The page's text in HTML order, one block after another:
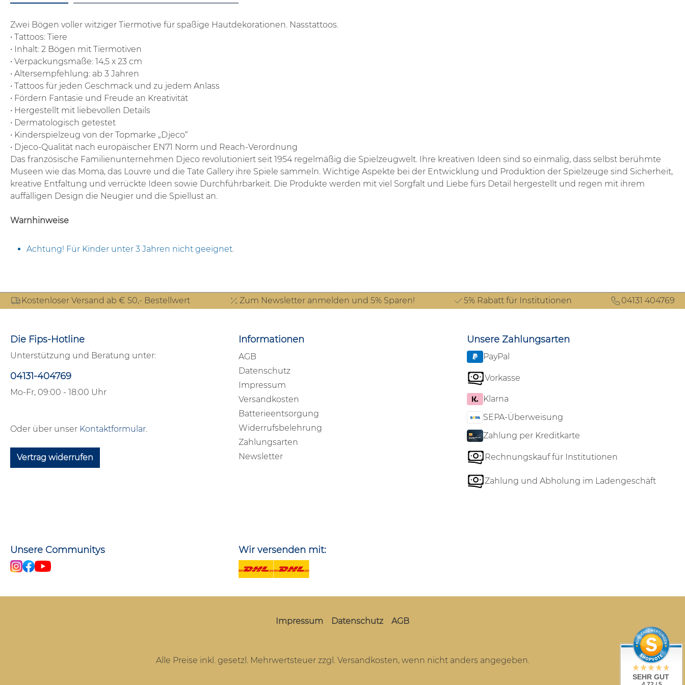
Zwei Bögen voller witziger Tiermotive für spaßige Hautdekorationen. Nasstattoos.
• Tattoos: Tiere
• Inhalt: 2 Bögen mit Tiermotiven
• Verpackungsmaße: 14,5 x 23 cm
• Altersempfehlung: ab 3 Jahren
• Tattoos für jeden Geschmack und zu jedem Anlass
• Fördern Fantasie und Freude an Kreativität
• Hergestellt mit liebevollen Details
• Dermatologisch getestet
• Kinderspielzeug von der Topmarke „Djeco“
• Djeco-Qualität nach europäischer EN71 Norm und Reach-Verordnung
Das französische Familienunternehmen Djeco revolutioniert seit 1954 regelmäßig die Spielzeugwelt. Ihre kreativen Ideen sind so einmalig, dass selbst berühmte
Museen wie das Moma, das Louvre und die Tate Gallery ihre Spiele sammeln. Wichtige Aspekte bei der Entwicklung und Produktion der Spielzeuge sind Sicherheit,
kreative Entfaltung und verrückte Ideen sowie Durchführbarkeit. Die Produkte werden mit viel Sorgfalt und Liebe fürs Detail hergestellt und regen mit ihrem
auffälligen Design die Neugier und die Spiellust an.
Warnhinweise
Achtung! Für Kinder unter 3 Jahren nicht geeignet.
Kostenloser Versand ab € 50,- Bestellwert Zum Newsletter anmelden und 5% Sparen! 5% Rabatt für Institutionen 04131 404769
Die Fips-Hotline
Unterstützung und Beratung unter:
04131-404769
Mo-Fr, 09:00 - 18:00 Uhr
Oder über unser Kontaktformular.
Vertrag widerrufen
Informationen
AGB
Datenschutz
Impressum
Versandkosten
Batterieentsorgung
Widerrufsbelehrung
Zahlungsarten
Newsletter
Unsere Zahlungsarten
PayPal
Vorkasse
Klarna
SEPA-Überweisung
Zahlung per Kreditkarte
Rechnungskauf für Institutionen
Zahlung und Abholung im Ladengeschäft
Unsere Communitys Wir versenden mit:
Impressum Datenschutz AGB
Alle Preise inkl. gesetzl. Mehrwertsteuer zzgl. Versandkosten, wenn nicht anders angegeben.
SEHR GUT